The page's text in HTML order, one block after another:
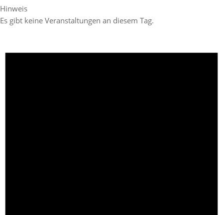
Hinweis
Es gibt keine Veranstaltungen an diesem Tag.